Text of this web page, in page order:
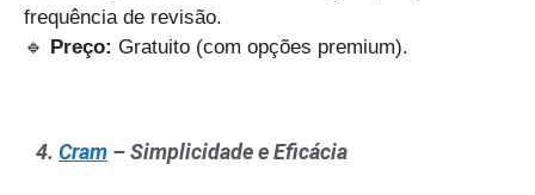
frequência de revisão.
🔹 Preço: Gratuito (com opções premium).
4. Cram – Simplicidade e Eficácia